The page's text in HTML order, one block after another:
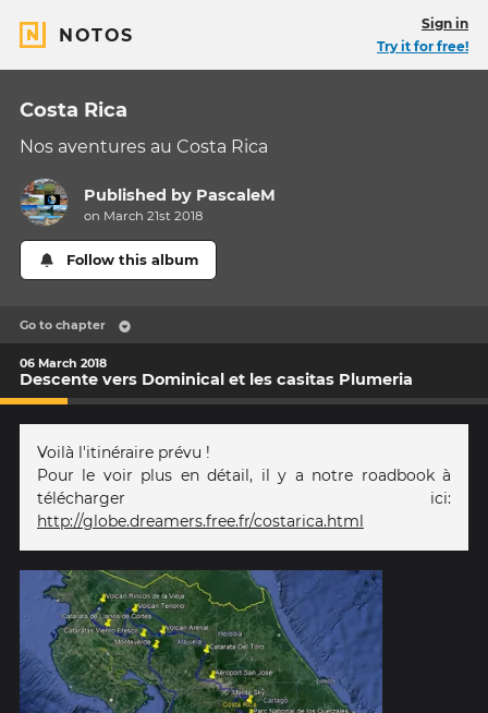
NOTOS
Sign in
Try it for free!
Costa Rica
Nos aventures au Costa Rica
Published by PascaleM
on March 21st 2018
Follow this album
Go to chapter
06 March 2018
Descente vers Dominical et les casitas Plumeria
Voilà l'itinéraire prévu !
Pour le voir plus en détail, il y a notre roadbook à
télécharger ici:
http://globe.dreamers.free.fr/costarica.html